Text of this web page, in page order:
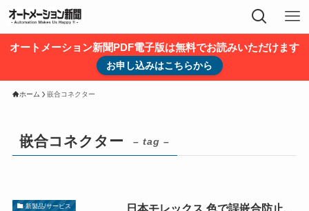
オートメーション新聞PDF電子版は無料でお読みいただけます
お申し込みはこちらから
ホーム 嵌合コネクター
嵌合コネクター – tag –
新製品/サービス
日本モレックス 色で誤嵌合防止、